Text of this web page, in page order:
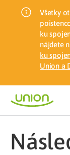
Všetky
ku
nájdete
ku
Union a